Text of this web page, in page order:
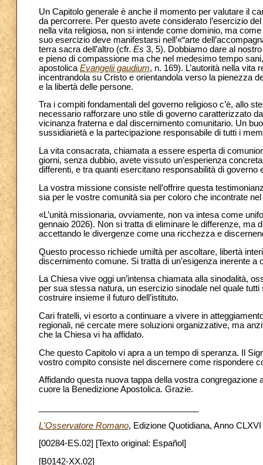
Un Capitolo generale è anche il momento per valutare il
da percorrere. Per questo avete considerato l’esercizio
nella vita religiosa, non si intende come dominio, ma
suo esercizio deve manifestarsi nell’«“arte
terra sacra dell’altro (cfr. Es 3, 5). Dobbiamo dare al
e pieno di compassione ma che nel medesimo tempo
apostolica Evangelii gaudium, n. 169). L’autorità nella vita
incentrandola su Cristo e orientandola verso la pienezza
e la libertà delle persone.
Tra i compiti fondamentali del governo religioso c’è, allo
necessario rafforzare uno stile di governo caratterizzato
vicinanza fraterna e dal discernimento comunitario. Un
sussidiarietà e la partecipazione responsabile di tutti i
La vita consacrata, chiamata a essere esperta di
giorni, senza dubbio, avete vissuto un’esperienza
differenti, e tra quanti esercitano responsabilità di
La vostra missione consiste nell’offrire questa
sia per le vostre comunità sia per coloro che incontrate
«L’unità missionaria, ovviamente, non va intesa come
gennaio 2026). Non si tratta di eliminare le differenze, ma
accettando le divergenze come una ricchezza e
Questo processo richiede umiltà per ascoltare, libertà
discernimento comune. Si tratta di un’esigenza inerente
La Chiesa vive oggi un’intensa chiamata alla sinodalità,
per sua stessa natura, un esercizio sinodale nel quale
costruire insieme il futuro dell’istituto.
Cari fratelli, vi esorto a continuare a vivere in
regionali, né cercate mere soluzioni organizzative, ma
che la Chiesa vi ha affidato.
Che questo Capitolo vi apra a un tempo di speranza. Il
vostro compito consiste nel discernere come rispondere
Affidando questa nuova tappa della vostra
cuore la Benedizione Apostolica. Grazie.
L'Osservatore Romano, Edizione Quotidiana, Anno
[00284-ES.02] [Texto original: Español]
[B0142-XX.02]